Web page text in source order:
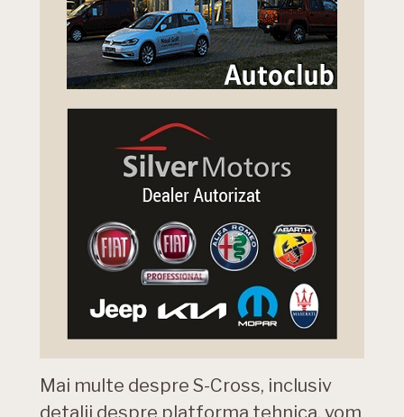
Mai multe despre S-Cross, inclusiv
detalii despre platforma tehnica, vom